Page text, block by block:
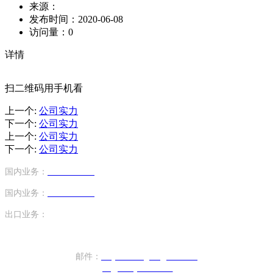
来源：
发布时间： 2020-06-08
访问量： 0
详情
扫二维码用手机看
上一个: 公司实力
下一个: 公司实力
上一个: 公司实力
下一个: 公司实力
国内业务：
国内业务：
出口业务：
邮件：